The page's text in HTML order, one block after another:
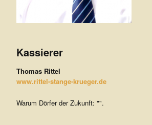
Kassierer
Thomas Rittel
www.rittel-stange-krueger.de
Warum Dörfer der Zukunft: "".